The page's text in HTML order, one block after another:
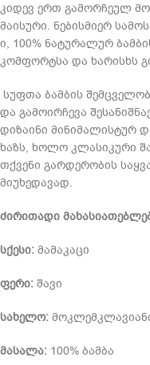
კიდევ ერთ გამორჩეულ
მაისური. ნებისმიერ
ი, 100% ნატურალურ
კომფორტსა და ხარისხს
სუფთა ბამბის
და გამოირჩევა
დიზაინი მინიმალისტურ
ხაზს, ხოლო კლასიკური
თქვენი გარდერობის
მიუხედავად.
ძირითადი
სქესი: მამაკაცი
ფერი: შავი
სახელო:
მასალა: 100% ბამბა